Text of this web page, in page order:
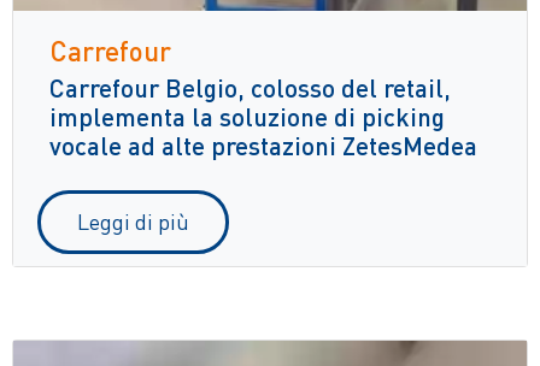
Carrefour
Carrefour Belgio, colosso del retail,
implementa la soluzione di picking
vocale ad alte prestazioni ZetesMedea
Leggi di più